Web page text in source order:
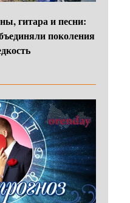
гитара и песни:
поколения